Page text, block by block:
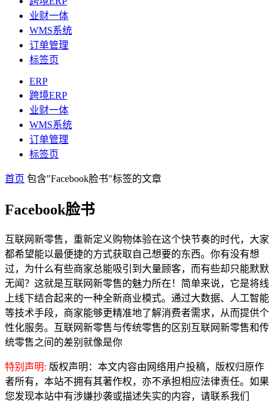
业财一体
WMS系统
订单管理
标签页
ERP
跨境ERP
业财一体
WMS系统
订单管理
标签页
首页 包含"Facebook脸书"标签的文章
Facebook脸书
互联网新零售，重新定义购物体验在这个快节奏的时代，大家
都希望能以最便捷的方式获取自己想要的东西。你有没有想
过，为什么有些商家总能吸引到大量顾客，而有些却只能默默
无闻？这就是互联网新零售的魅力所在！简单来说，它是将线
上线下结合起来的一种全新商业模式。通过大数据、人工智能
等技术手段，商家能够更精准地了解消费者需求，从而提供个
性化服务。互联网新零售与传统零售的区别互联网新零售和传
统零售之间的差别就像是你
特别声明: 版权声明：本文内容由网络用户投稿，版权归原作
者所有，本站不拥有其著作权，亦不承担相应法律责任。如果
您发现本站中有涉嫌抄袭或描述失实的内容，请联系我们